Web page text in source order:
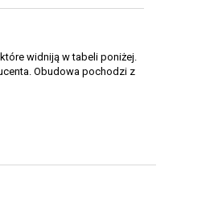
widniją w tabeli poniżej.
Obudowa pochodzi z